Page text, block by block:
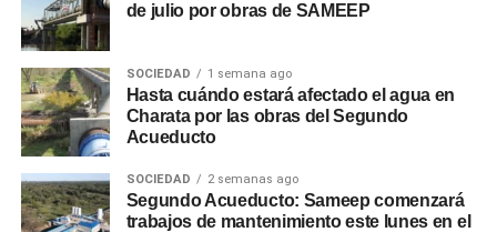
de julio por obras de SAMEEP
SOCIEDAD 1 semana ago
Hasta cuándo estará afectado el agua en
Charata por las obras del Segundo
Acueducto
SOCIEDAD 2 semanas ago
Segundo Acueducto: Sameep comenzará
trabajos de mantenimiento este lunes en el